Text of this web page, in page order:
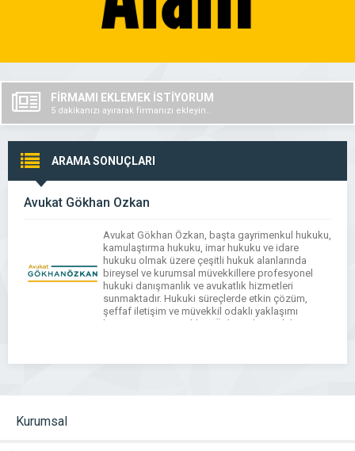
FİRMAMI EKLEMEK İSTİYORUM
5 dakikanızı ayırarak firmanızı ekleyin..
ARAMA SONUÇLARI
Avukat Gökhan Özkan
Avukat Gökhan Özkan, başta gayrimenkul hukuku,
kamulaştırma hukuku, imar hukuku ve idare
hukuku olmak üzere çeşitli hukuk alanlarında
bireysel ve kurumsal müvekkillere profesyonel
hukuki danışmanlık ve avukatlık hizmetleri
sunmaktadır. Hukuki süreçlerde etkin çözüm,
şeffaf iletişim ve müvekkil odaklı yaklaşımı
benimseyen Av. Gökhan Özkan, dava takibi,
Kurumsal